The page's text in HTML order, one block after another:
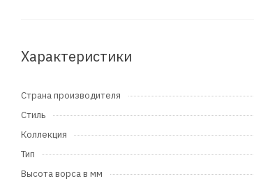
Характеристики
Страна производителя
Стиль
Коллекция
Тип
Высота ворса в мм